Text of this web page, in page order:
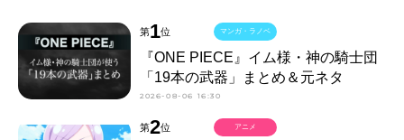
第1位
『ONE PIECE』イム様・神の騎士団
「19本の武器」まとめ＆元ネタ
2026-08-06 16:30
マンガ・ラノベ
第2位 アニメ